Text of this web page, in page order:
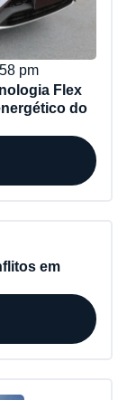
pm
Flex
do
em